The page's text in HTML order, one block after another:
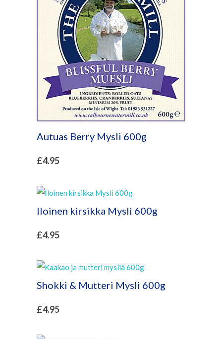
Autuas Berry Mysli 600g
£4.95
Iloinen kirsikka Mysli 600g
£4.95
Shokki & Mutteri Mysli 600g
£4.95